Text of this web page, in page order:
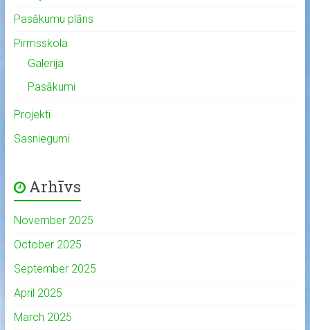
Pasākumu plāns
Pirmsskola
Galerija
Pasākumi
Projekti
Sasniegumi
Arhīvs
November 2025
October 2025
September 2025
April 2025
March 2025